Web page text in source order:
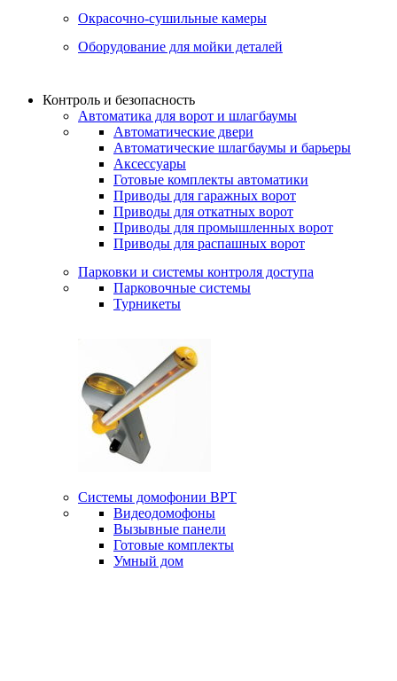
Окрасочно-сушильные камеры
Оборудование для мойки деталей
Контроль и безопасность
Автоматика для ворот и шлагбаумы
Автоматические двери
Автоматические шлагбаумы и барьеры
Аксессуары
Готовые комплекты автоматики
Приводы для гаражных ворот
Приводы для откатных ворот
Приводы для промышленных ворот
Приводы для распашных ворот
Парковки и системы контроля доступа
Парковочные системы
Турникеты
Системы домофонии BPT
Видеодомофоны
Вызывные панели
Готовые комплекты
Умный дом